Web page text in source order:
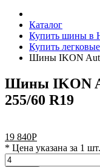
Каталог
Купить шины в
Купить
Шины IKON
Шины IKON
255/60 R19
19 840Р
* Цена указана за 1 шт.